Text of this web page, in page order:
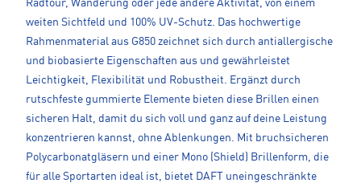
Radtour, Wanderung oder jede andere Aktivität, von einem
weiten Sichtfeld und 100% UV-Schutz. Das hochwertige
Rahmenmaterial aus G850 zeichnet sich durch antiallergische
und biobasierte Eigenschaften aus und gewährleistet
Leichtigkeit, Flexibilität und Robustheit. Ergänzt durch
rutschfeste gummierte Elemente bieten diese Brillen einen
sicheren Halt, damit du sich voll und ganz auf deine Leistung
konzentrieren kannst, ohne Ablenkungen. Mit bruchsicheren
Polycarbonatgläsern und einer Mono (Shield) Brillenform, die
für alle Sportarten ideal ist, bietet DAFT uneingeschränkte